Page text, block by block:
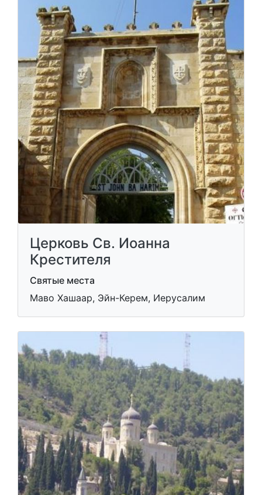
Церковь Св. Иоанна
Крестителя
Святые места
Маво Хашаар, Эйн-Керем, Иерусалим